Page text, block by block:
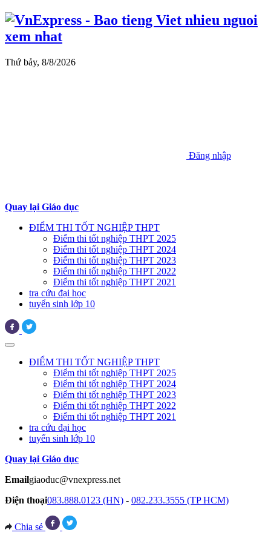
Thứ bảy, 8/8/2026
Đăng nhập
Quay lại Giáo dục
ĐIỂM THI TỐT NGHIỆP THPT
Điểm thi tốt nghiệp THPT 2025
Điểm thi tốt nghiệp THPT 2024
Điểm thi tốt nghiệp THPT 2023
Điểm thi tốt nghiệp THPT 2022
Điểm thi tốt nghiệp THPT 2021
tra cứu đại học
tuyển sinh lớp 10
ĐIỂM THI TỐT NGHIỆP THPT
Điểm thi tốt nghiệp THPT 2025
Điểm thi tốt nghiệp THPT 2024
Điểm thi tốt nghiệp THPT 2023
Điểm thi tốt nghiệp THPT 2022
Điểm thi tốt nghiệp THPT 2021
tra cứu đại học
tuyển sinh lớp 10
Quay lại Giáo dục
Emailgiaoduc@vnexpress.net
Điện thoại083.888.0123 (HN) - 082.233.3555 (TP HCM)
Chia sẻ